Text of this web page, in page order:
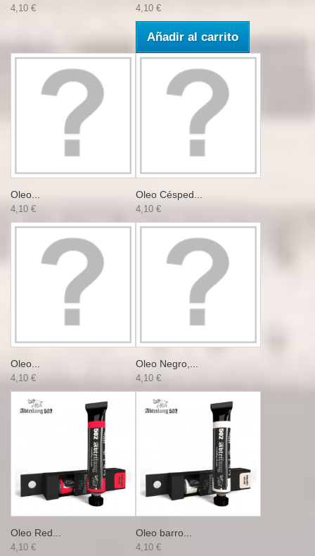
4,10 € 4,10 €
Añadir al carrito
Oleo...
4,10 €
Oleo Césped...
4,10 €
Oleo...
4,10 €
Oleo Negro,...
4,10 €
Oleo Red...
4,10 €
Oleo barro...
4,10 €